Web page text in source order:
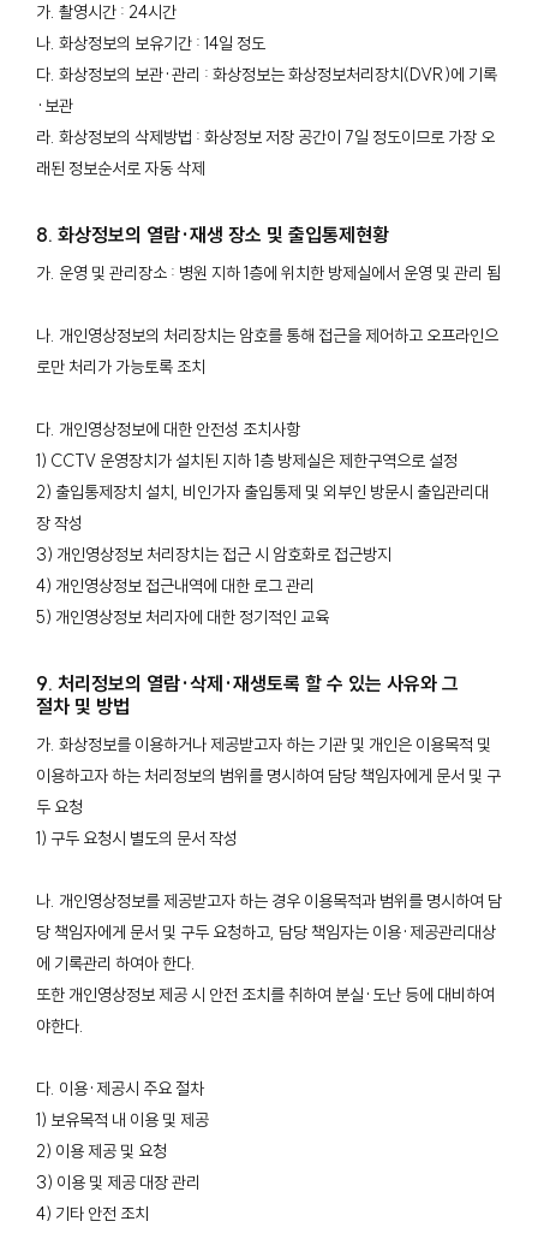
가. 촬영시간 : 24시간
나. 화상정보의 보유기간 : 14일 정도
다. 화상정보의 보관·관리 : 화상정보는 화상정보처리장치(DVR)에 기록
·보관
라. 화상정보의 삭제방법 : 화상정보 저장 공간이 7일 정도이므로 가장 오
래된 정보순서로 자동 삭제
8. 화상정보의 열람·재생 장소 및 출입통제현황
가. 운영 및 관리장소 : 병원 지하 1층에 위치한 방제실에서 운영 및 관리 됨
나. 개인영상정보의 처리장치는 암호를 통해 접근을 제어하고 오프라인으
로만 처리가 가능토록 조치
다. 개인영상정보에 대한 안전성 조치사항
1) CCTV 운영장치가 설치된 지하 1층 방제실은 제한구역으로 설정
2) 출입통제장치 설치, 비인가자 출입통제 및 외부인 방문시 출입관리대
장 작성
3) 개인영상정보 처리장치는 접근 시 암호화로 접근방지
4) 개인영상정보 접근내역에 대한 로그 관리
5) 개인영상정보 처리자에 대한 정기적인 교육
9. 처리정보의 열람·삭제·재생토록 할 수 있는 사유와 그
절차 및 방법
가. 화상정보를 이용하거나 제공받고자 하는 기관 및 개인은 이용목적 및
이용하고자 하는 처리정보의 범위를 명시하여 담당 책임자에게 문서 및 구
두 요청
1) 구두 요청시 별도의 문서 작성
나. 개인영상정보를 제공받고자 하는 경우 이용목적과 범위를 명시하여 담
당 책임자에게 문서 및 구두 요청하고, 담당 책임자는 이용·제공관리대상
에 기록관리 하여아 한다.
또한 개인영상정보 제공 시 안전 조치를 취하여 분실·도난 등에 대비하여
야한다.
다. 이용·제공시 주요 절차
1) 보유목적 내 이용 및 제공
2) 이용 제공 및 요청
3) 이용 및 제공 대장 관리
4) 기타 안전 조치